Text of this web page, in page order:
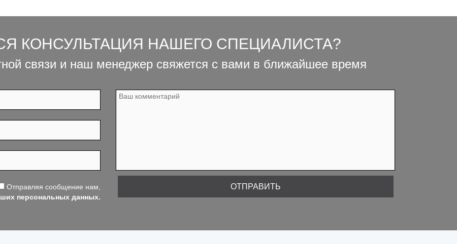
КОНСУЛЬТАЦИЯ НАШЕГО СПЕЦИАЛИСТА?
связи и наш менеджер свяжется с вами в ближайшее время
Отправляя сообщение нам,
персональных данных.
ОТПРАВИТЬ